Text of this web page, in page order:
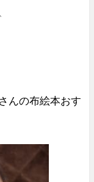
んの布絵本おす